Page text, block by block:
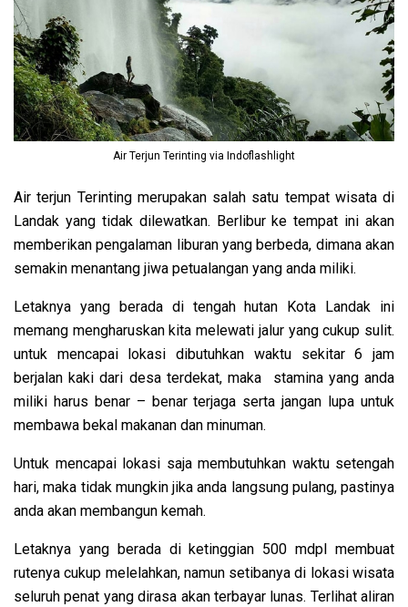
Air Terjun Terinting via Indoflashlight
Air terjun Terinting merupakan salah satu tempat wisata di
Landak yang tidak dilewatkan. Berlibur ke tempat ini akan
memberikan pengalaman liburan yang berbeda, dimana akan
semakin menantang jiwa petualangan yang anda miliki.
Letaknya yang berada di tengah hutan Kota Landak ini
memang mengharuskan kita melewati jalur yang cukup sulit.
untuk mencapai lokasi dibutuhkan waktu sekitar 6 jam
berjalan kaki dari desa terdekat, maka stamina yang anda
miliki harus benar – benar terjaga serta jangan lupa untuk
membawa bekal makanan dan minuman.
Untuk mencapai lokasi saja membutuhkan waktu setengah
hari, maka tidak mungkin jika anda langsung pulang, pastinya
anda akan membangun kemah.
Letaknya yang berada di ketinggian 500 mdpl membuat
rutenya cukup melelahkan, namun setibanya di lokasi wisata
seluruh penat yang dirasa akan terbayar lunas. Terlihat aliran